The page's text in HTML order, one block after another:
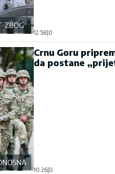
OSTROGA
12:58 0
OSOVINA
Crnu Goru
da postane
10:26 0